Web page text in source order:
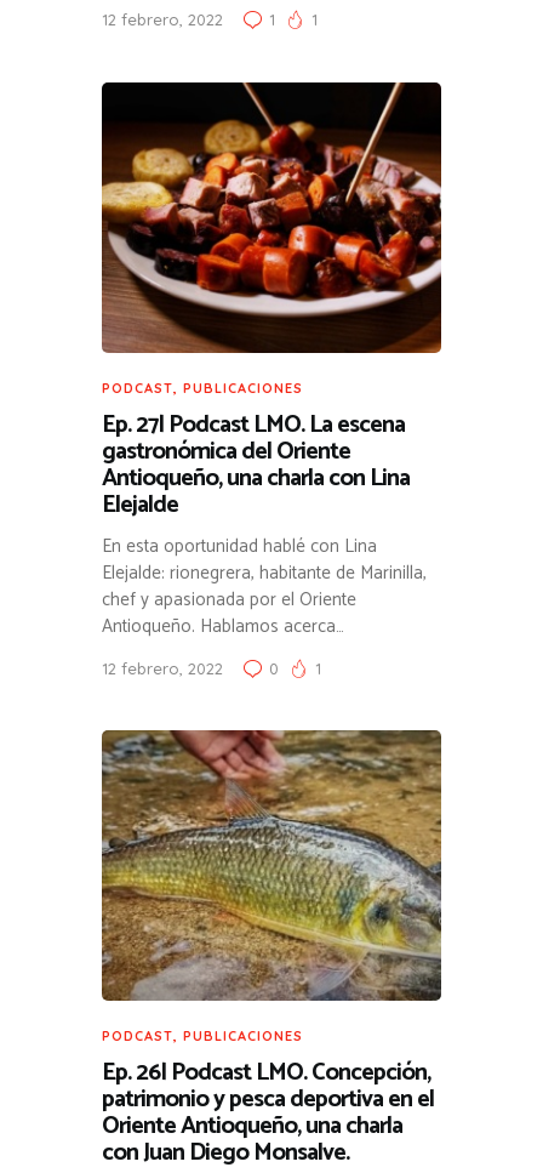
12 febrero, 2022 1 1
PODCAST PUBLICACIONES
Ep. 27| Podcast LMO. La escena
gastronómica del Oriente
Antioqueño, una charla con Lina
Elejalde
En esta oportunidad hablé con Lina
Elejalde: rionegrera, habitante de Marinilla,
chef y apasionada por el Oriente
Antioqueño. Hablamos acerca…
12 febrero, 2022 0 1
PODCAST, PUBLICACIONES
Ep. 26| Podcast LMO. Concepción,
patrimonio y pesca deportiva en el
Oriente Antioqueño, una charla
con Juan Diego Monsalve.